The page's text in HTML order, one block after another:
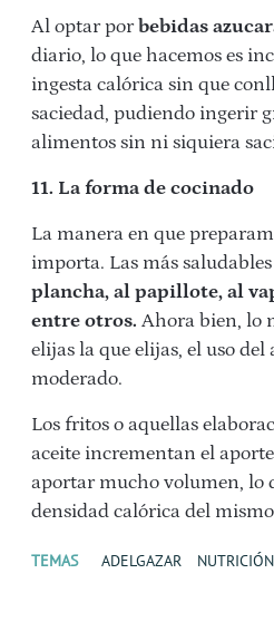
Al optar porbebidas
diario, lo que hacemos es
ingesta calórica sin que
saciedad, pudiendo ingerir
alimentos sin ni siquiera
11. La forma de cocinado
La manera en que
importa. Las más saludables
plancha, al papillote, al
entre otros. Ahora bien, lo
elijas la que elijas, el uso del
moderado.
Los fritos o aquellas
aceite incrementan el
aportar mucho volumen, lo
densidad calórica del
TEMAS ADELGAZAR NUTRICIÓN